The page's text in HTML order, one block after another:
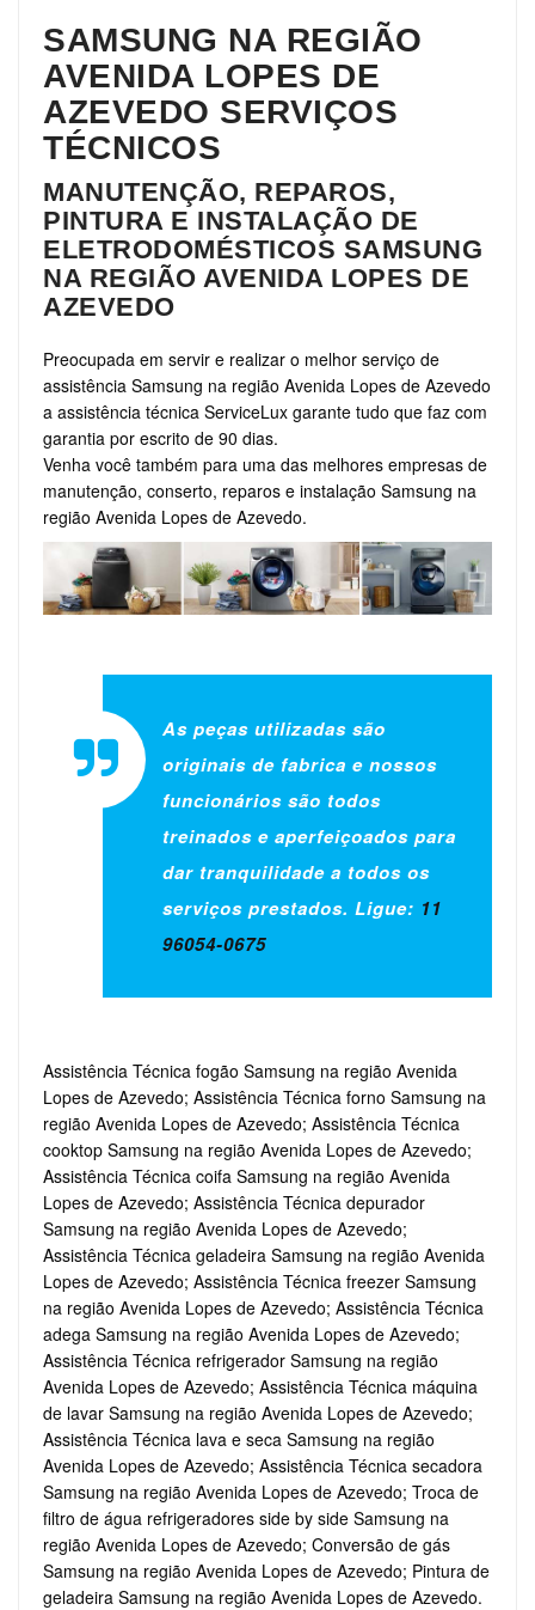
SAMSUNG NA REGIÃO
AVENIDA LOPES DE
AZEVEDO SERVIÇOS
TÉCNICOS
MANUTENÇÃO, REPAROS,
PINTURA E INSTALAÇÃO DE
ELETRODOMÉSTICOS SAMSUNG
NA REGIÃO AVENIDA LOPES DE
AZEVEDO
Preocupada em servir e realizar o melhor serviço de
assistência Samsung na região Avenida Lopes de Azevedo
a assistência técnica ServiceLux garante tudo que faz com
garantia por escrito de 90 dias.
Venha você também para uma das melhores empresas de
manutenção, conserto, reparos e instalação Samsung na
região Avenida Lopes de Azevedo.
As peças utilizadas são
originais de fabrica e nossos
funcionários são todos
treinados e aperfeiçoados para
dar tranquilidade a todos os
serviços prestados. Ligue: 11
96054-0675
Assistência Técnica fogão Samsung na região Avenida
Lopes de Azevedo; Assistência Técnica forno Samsung na
região Avenida Lopes de Azevedo; Assistência Técnica
cooktop Samsung na região Avenida Lopes de Azevedo;
Assistência Técnica coifa Samsung na região Avenida
Lopes de Azevedo; Assistência Técnica depurador
Samsung na região Avenida Lopes de Azevedo;
Assistência Técnica geladeira Samsung na região Avenida
Lopes de Azevedo; Assistência Técnica freezer Samsung
na região Avenida Lopes de Azevedo; Assistência Técnica
adega Samsung na região Avenida Lopes de Azevedo;
Assistência Técnica refrigerador Samsung na região
Avenida Lopes de Azevedo; Assistência Técnica máquina
de lavar Samsung na região Avenida Lopes de Azevedo;
Assistência Técnica lava e seca Samsung na região
Avenida Lopes de Azevedo; Assistência Técnica secadora
Samsung na região Avenida Lopes de Azevedo; Troca de
filtro de água refrigeradores side by side Samsung na
região Avenida Lopes de Azevedo; Conversão de gás
Samsung na região Avenida Lopes de Azevedo; Pintura de
geladeira Samsung na região Avenida Lopes de Azevedo.